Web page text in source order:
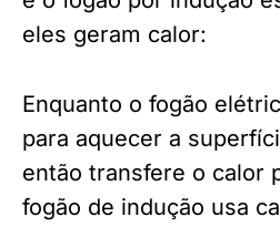
eles geram calor:
Enquanto o fogão
para aquecer a
então transfere o calor
fogão de indução usa